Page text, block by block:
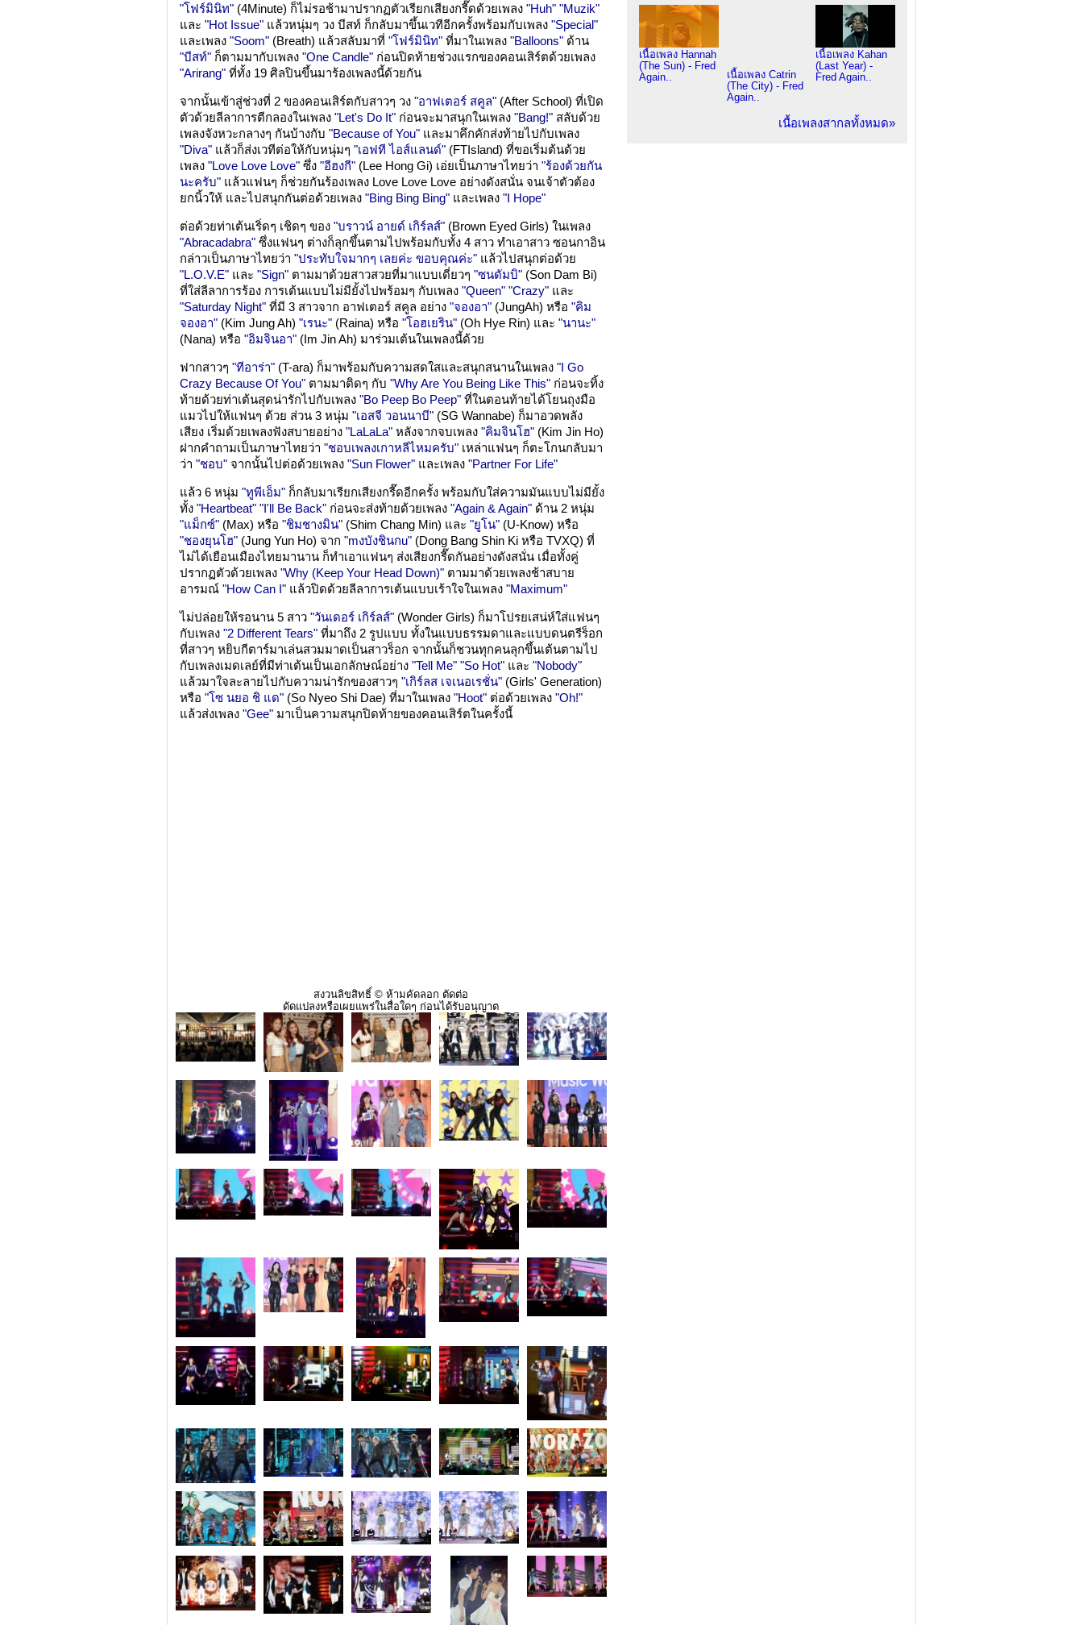
"โฟร์มินิท" (4Minute) ก็ไม่รอช้ามาปรากฏตัวเรียกเสียงกรี๊ดด้วยเพลง "Huh" "Muzik"
และ "Hot Issue" แล้วหนุ่มๆ วง บีสท์ ก็กลับมาขึ้นเวทีอีกครั้งพร้อมกับเพลง "Special"
และเพลง "Soom" (Breath) แล้วสลับมาที่ "โฟร์มินิท" ที่มาในเพลง "Balloons" ด้าน
"บีสท์" ก็ตามมากับเพลง "One Candle" ก่อนปิดท้ายช่วงแรกของคอนเสิร์ตด้วยเพลง
"Arirang" ที่ทั้ง 19 ศิลปินขึ้นมาร้องเพลงนี้ด้วยกัน
จากนั้นเข้าสู่ช่วงที่ 2 ของคอนเสิร์ตกับสาวๆ วง "อาฟเตอร์ สคูล" (After School) ที่เปิด
ตัวด้วยลีลาการตีกลองในเพลง "Let's Do It" ก่อนจะมาสนุกในเพลง "Bang!" สลับด้วย
เพลงจังหวะกลางๆ กันบ้างกับ "Because of You" และมาคึกคักส่งท้ายไปกับเพลง
"Diva" แล้วก็ส่งเวทีต่อให้กับหนุ่มๆ "เอฟที ไอส์แลนด์" (FTIsland) ที่ขอเริ่มต้นด้วย
เพลง "Love Love Love" ซึ่ง "อีฮงกี" (Lee Hong Gi) เอ่ยเป็นภาษาไทยว่า "ร้องด้วยกัน
นะครับ" แล้วแฟนๆ ก็ช่วยกันร้องเพลง Love Love Love อย่างดังสนั่น จนเจ้าตัวต้อง
ยกนิ้วให้ และไปสนุกกันต่อด้วยเพลง "Bing Bing Bing" และเพลง "I Hope"
ต่อด้วยท่าเต้นเริ่ดๆ เชิดๆ ของ "บราวน์ อายด์ เกิร์ลส์" (Brown Eyed Girls) ในเพลง
"Abracadabra" ซึ่งแฟนๆ ต่างก็ลุกขึ้นตามไปพร้อมกับทั้ง 4 สาว ทำเอาสาว ซอนกาอิน
กล่าวเป็นภาษาไทยว่า "ประทับใจมากๆ เลยค่ะ ขอบคุณค่ะ" แล้วไปสนุกต่อด้วย
"L.O.V.E" และ "Sign" ตามมาด้วยสาวสวยที่มาแบบเดี่ยวๆ "ซนดัมบิ" (Son Dam Bi)
ที่ใส่ลีลาการร้อง การเต้นแบบไม่มียั้งไปพร้อมๆ กับเพลง "Queen" "Crazy" และ
"Saturday Night" ที่มี 3 สาวจาก อาฟเตอร์ สคูล อย่าง "จองอา" (JungAh) หรือ "คิม
จองอา" (Kim Jung Ah) "เรนะ" (Raina) หรือ "โอฮเยริน" (Oh Hye Rin) และ "นานะ"
(Nana) หรือ "อิมจินอา" (Im Jin Ah) มาร่วมเต้นในเพลงนี้ด้วย
ฟากสาวๆ "ทีอาร่า" (T-ara) ก็มาพร้อมกับความสดใสและสนุกสนานในเพลง "I Go
Crazy Because Of You" ตามมาติดๆ กับ "Why Are You Being Like This" ก่อนจะทิ้ง
ท้ายด้วยท่าเต้นสุดน่ารักไปกับเพลง "Bo Peep Bo Peep" ที่ในตอนท้ายได้โยนถุงมือ
แมวไปให้แฟนๆ ด้วย ส่วน 3 หนุ่ม "เอสจี วอนนาบี" (SG Wannabe) ก็มาอวดพลัง
เสียง เริ่มด้วยเพลงฟังสบายอย่าง "LaLaLa" หลังจากจบเพลง "คิมจินโฮ" (Kim Jin Ho)
ฝากคำถามเป็นภาษาไทยว่า "ชอบเพลงเกาหลีไหมครับ" เหล่าแฟนๆ ก็ตะโกนกลับมา
ว่า "ชอบ" จากนั้นไปต่อด้วยเพลง "Sun Flower" และเพลง "Partner For Life"
แล้ว 6 หนุ่ม "ทูพีเอ็ม" ก็กลับมาเรียกเสียงกรี๊ดอีกครั้ง พร้อมกับใส่ความมันแบบไม่มียั้ง
ทั้ง "Heartbeat" "I'll Be Back" ก่อนจะส่งท้ายด้วยเพลง "Again & Again" ด้าน 2 หนุ่ม
"แม็กซ์" (Max) หรือ "ชิมชางมิน" (Shim Chang Min) และ "ยูโน" (U-Know) หรือ
"ชองยุนโฮ" (Jung Yun Ho) จาก "mงบังชินกu" (Dong Bang Shin Ki หรือ TVXQ) ที่
ไม่ได้เยือนเมืองไทยมานาน ก็ทำเอาแฟนๆ ส่งเสียงกรี๊ดกันอย่างดังสนั่น เมื่อทั้งคู่
ปรากฏตัวด้วยเพลง "Why (Keep Your Head Down)" ตามมาด้วยเพลงช้าสบาย
อารมณ์ "How Can I" แล้วปิดด้วยลีลาการเต้นแบบเร้าใจในเพลง "Maximum"
ไม่ปล่อยให้รอนาน 5 สาว "วันเดอร์ เกิร์ลส์" (Wonder Girls) ก็มาโปรยเสน่ห์ใส่แฟนๆ
กับเพลง "2 Different Tears" ที่มาถึง 2 รูปแบบ ทั้งในแบบธรรมดาและแบบดนตรีร็อก
ที่สาวๆ หยิบกีตาร์มาเล่นสวมมาดเป็นสาวร็อก จากนั้นก็ชวนทุกคนลุกขึ้นเต้นตามไป
กับเพลงเมดเลย์ที่มีท่าเต้นเป็นเอกลักษณ์อย่าง "Tell Me" "So Hot" และ "Nobody"
แล้วมาใจละลายไปกับความน่ารักของสาวๆ "เกิร์ลส เจเนอเรชั่น" (Girls' Generation)
หรือ "โซ นยอ ชิ แด" (So Nyeo Shi Dae) ที่มาในเพลง "Hoot" ต่อด้วยเพลง "Oh!"
แล้วส่งเพลง "Gee" มาเป็นความสนุกปิดท้ายของคอนเสิร์ตในครั้งนี้
สงวนลิขสิทธิ์ © ห้ามคัดลอก ตัดต่อ
ดัดแปลงหรือเผยแพร่ในสื่อใดๆ ก่อนได้รับอนุญาต
เนื้อเพลง Hannah
(The Sun) - Fred
Again..
เนื้อเพลง Catrin
(The City) - Fred
Again..
เนื้อเพลง Kahan
(Last Year) -
Fred Again..
เนื้อเพลงสากลทั้งหมด»